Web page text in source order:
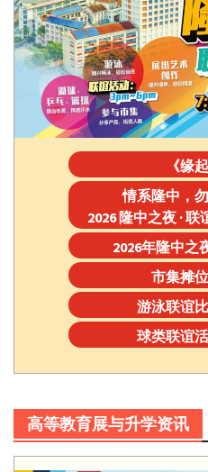
《缘
情系隆中，
2026 隆中之夜 ·
2026年隆中之
市集摊
游泳联谊
球类联谊
高等教育展与升学资讯